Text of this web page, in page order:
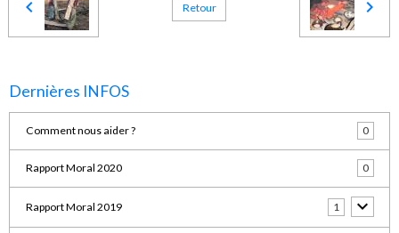
Retour
Dernières INFOS
Comment nous aider ? 0
Rapport Moral 2020 0
Rapport Moral 2019 1